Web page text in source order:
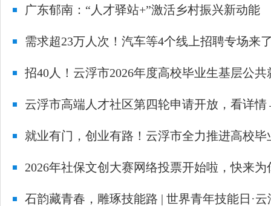
广东郁南：“人才驿站+”激活乡村振兴新动能
需求超23万人次！汽车等4个线上招聘专场来
招40人！云浮市2026年度高校毕业生基层公
云浮市高端人才社区第四轮申请开放，看详
就业有门，创业有路！云浮市全力推进高校
2026年社保文创大赛网络投票开始啦，快来
石韵藏青春，雕琢技能路 | 世界青年技能日·云